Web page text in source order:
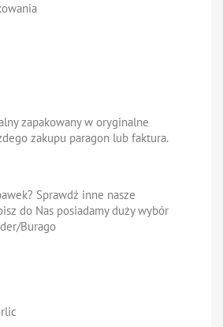
zapakowany w oryginalne
zakupu paragon lub faktura.
Sprawdź inne nasze
do Nas posiadamy duży wybór
Burago